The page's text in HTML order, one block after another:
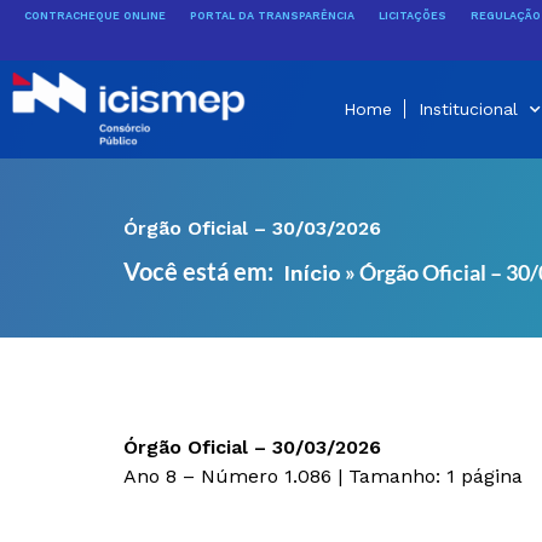
conteúdo
CONTRACHEQUE ONLINE PORTAL DA TRANSPARÊNCIA LICITAÇÕES
Home Institucional
Órgão Oficial – 30/03/2026
Você está em: Início »Órgão Oficial –
Órgão Oficial – 30/03/2026
Ano 8 – Número 1.086 | Tamanho: 1 página